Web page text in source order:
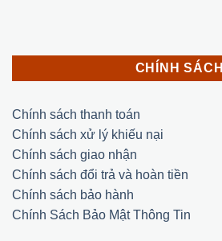
CHÍNH SÁCH
Chính sách thanh toán
Chính sách xử lý khiếu nại
Chính sách giao nhận
Chính sách đổi trả và hoàn tiền
Chính sách bảo hành
Chính Sách Bảo Mật Thông Tin